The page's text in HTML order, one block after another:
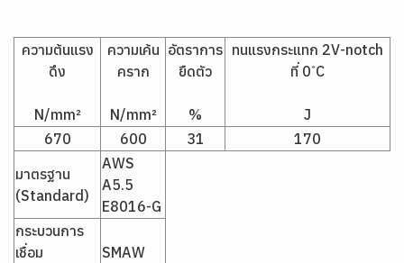
ความต้นแรง
ดึง
N/mm²
ความเค้น
คราก
N/mm²
อัตราการ
ยืดตัว
%
ทนแรงกระแทก 2V-notch
ที่ 0 ํC
J
670
600 31
170
มาตรฐาน
(Standard)
AWS
A5.5
E8016-G
กระบวนการ
เชื่อม
SMAW